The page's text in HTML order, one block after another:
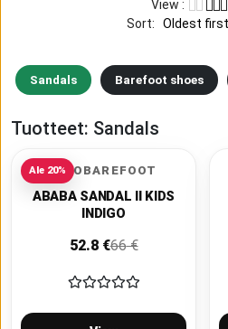
View :
Sort:
Sandals Barefoot shoes
Tuotteet: Sandals
VIVOBAREFOOT
ABABA SANDAL II KIDS
INDIGO
52.8€66€
Ale 20%